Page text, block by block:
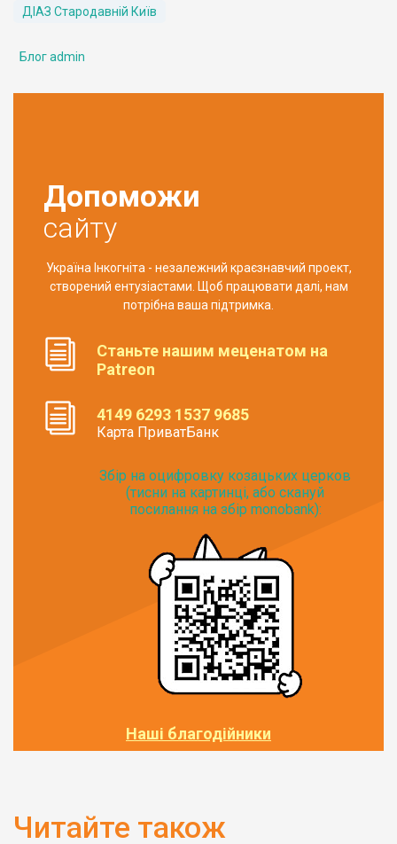
ДІАЗ Стародавній Київ
Блог admin
Допоможи
сайту
Україна Інкогніта - незалежний краєзнавчий проект,
створений ентузіастами. Щоб працювати далі, нам
потрібна ваша підтримка.
Станьте нашим меценатом на
Patreon
4149 6293 1537 9685
Карта ПриватБанк
Збір на оцифровку козацьких церков
(тисни на картинці, або скануй
посилання на збір monobank):
Наші благодійники
Читайте також